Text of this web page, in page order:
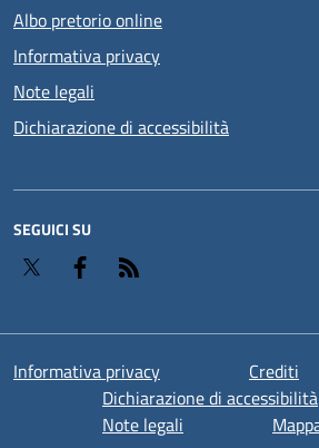
Albo pretorio online
Informativa privacy
Note legali
Dichiarazione di accessibilità
SEGUICI SU
Twitter Facebook
Informativa privacy
Crediti
Dichiarazione di accessibilità
Note legali